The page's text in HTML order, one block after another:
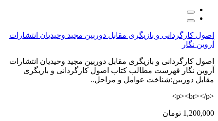
اصول کارگردانی و بازیگری مقابل دوربین مجید وحیدیان انتشارات
آروین نگار
اصول کارگردانی و بازیگری مقابل دوربین مجید وحیدیان انتشارات
آروین نگار فهرست مطالب کتاب اصول کارگردانی و بازیگری
مقابل دوربین:شناخت عوامل و مراحل..
<p><br></p>
1,200,000 تومان